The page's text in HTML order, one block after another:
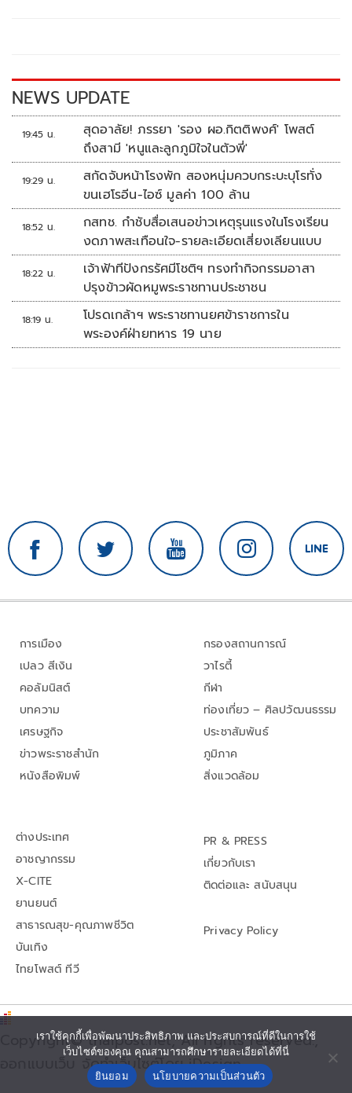
k k
NEWS UPDATE
19:45 น.
สุดอาลัย! ภรรยา 'รอง ผอ.กิตติพงศ์' โพสต์
ถึงสามี 'หนูและลูกภูมิใจในตัวพี่'
19:29 น.
สกัดจับหน้าโรงพัก สองหนุ่มควบกระบะบุโรทั่ง
ขนเฮโรอีน-ไอซ์ มูลค่า 100 ล้าน
18:52 น.
กสทช. กำชับสื่อเสนอข่าวเหตุรุนแรงในโรงเรียน
งดภาพสะเทือนใจ-รายละเอียดเสี่ยงเลียนแบบ
18:22 น.
เจ้าฟ้าทีปังกรรัศมีโชติฯ ทรงทำกิจกรรมอาสา
ปรุงข้าวผัดหมูพระราชทานประชาชน
18:19 น.
โปรดเกล้าฯ พระราชทานยศข้าราชการใน
พระองค์ฝ่ายทหาร 19 นาย
การเมือง
เปลว สีเงิน
คอลัมนิสต์
บทความ
เศรษฐกิจ
ข่าวพระราชสำนัก
หนังสือพิมพ์
กรองสถานการณ์
วาไรตี้
กีฬา
ท่องเที่ยว – ศิลปวัฒนธรรม
ประชาสัมพันธ์
ภูมิภาค
สิ่งแวดล้อม
ต่างประเทศ
อาชญากรรม
X-CITE
ยานยนต์
สาธารณสุข-คุณภาพชีวิต
บันเทิง
ไทยโพสต์ ทีวี
PR & PRESS
เกี่ยวกับเรา
ติดต่อและ สนับสนุน
Privacy Policy
Copyright© thaipost.net, All rights reserved.,
ออกแบบเว็บ จัดทำเว็บไซต์โดย iDesign
เราใช้คุกกี้เพื่อพัฒนาประสิทธิภาพ และประสบการณ์ที่ดีในการใช้
เว็บไซต์ของคุณ คุณสามารถศึกษารายละเอียดได้ที่นี่
ยินยอม
นโยบายความเป็นส่วนตัว